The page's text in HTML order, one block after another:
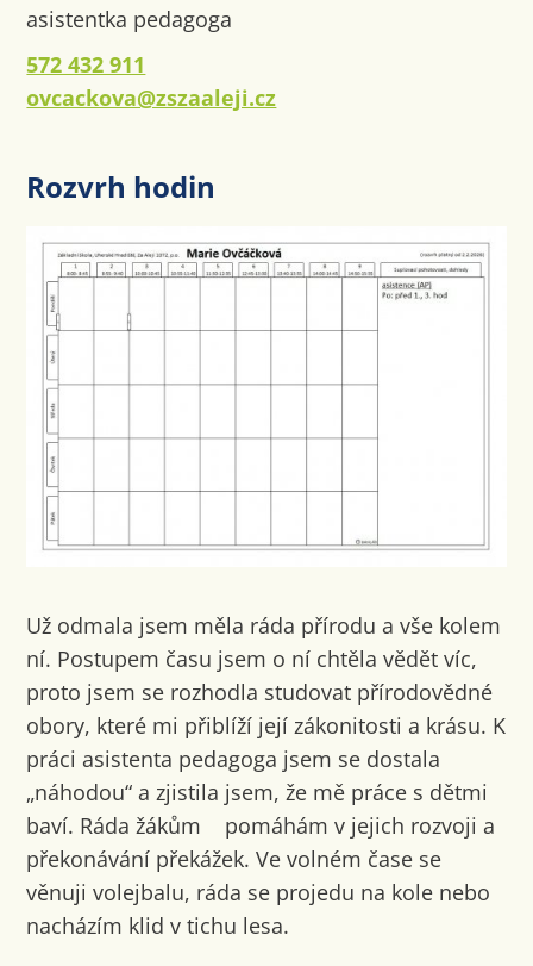
asistentka pedagoga
572 432 911
ovcackova@zszaaleji.cz
Rozvrh hodin
Už odmala jsem měla ráda přírodu a vše kolem
ní. Postupem času jsem o ní chtěla vědět víc,
proto jsem se rozhodla studovat přírodovědné
obory, které mi přiblíží její zákonitosti a krásu. K
práci asistenta pedagoga jsem se dostala
„náhodou“ a zjistila jsem, že mě práce s dětmi
baví. Ráda žákům pomáhám v jejich rozvoji a
překonávání překážek. Ve volném čase se
věnuji volejbalu, ráda se projedu na kole nebo
nacházím klid v tichu lesa.